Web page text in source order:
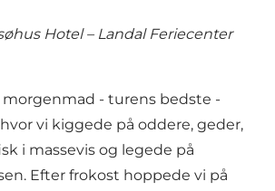
Hotel – Landal Feriecenter
- turens bedste -
hvor vi kiggede på oddere, geder,
i massevis og legede på
Efter frokost hoppede vi på